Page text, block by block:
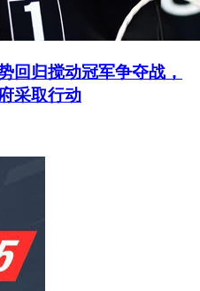
回归搅动冠军争夺战，
采取行动